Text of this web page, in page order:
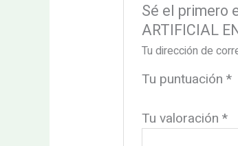
Sé el primero
ARTIFICIAL
Tu dirección de
Tu puntuación*
Tu valoración*